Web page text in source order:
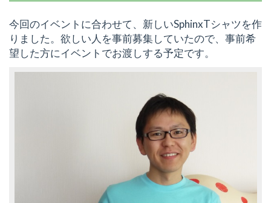
今回のイベントに合わせて、新しいSphinxTシャツを作
りました。欲しい人を事前募集していたので、事前希
望した方にイベントでお渡しする予定です。